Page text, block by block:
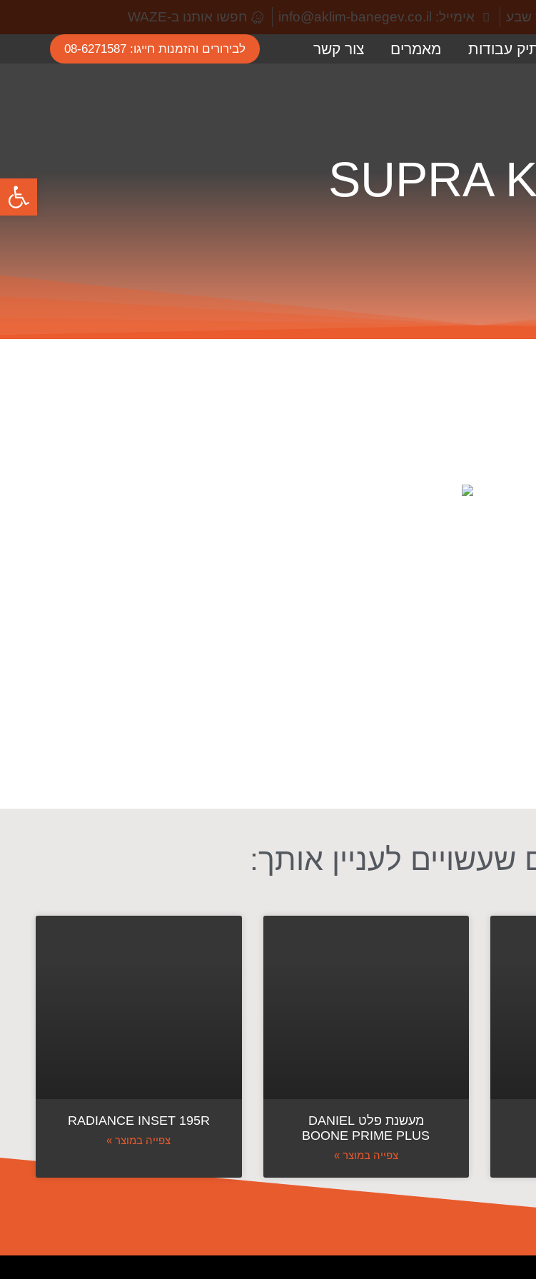
אימייל: info@aklim-banegev.co.il חפשו אותנו ב-WAZE
עבודות מאמרים צור קשר לבירורים והזמנות חייגו: 08-6271587
SUPRA
שעשויים לעניין אותך:
מעשנת פלט DANIEL
BOONE PRIME PLUS
צפייה במוצר »
RADIANCE INSET 195R
צפייה במוצר »